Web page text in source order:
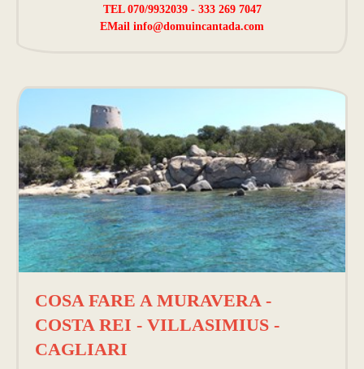
TEL 070/9932039 - 333 269 7047
EMail info@domuincantada.com
COSA FARE A MURAVERA -
COSTA REI - VILLASIMIUS -
CAGLIARI